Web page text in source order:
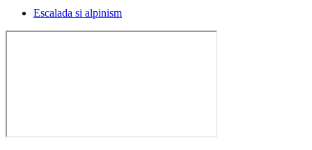
Escalada si alpinism